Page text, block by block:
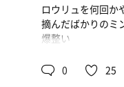
ロウリュを何回か
摘んだばかりのミ
爆整い
夜はユクシヘ
0 25